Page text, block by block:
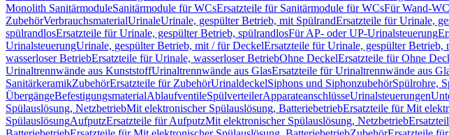
Monolith SanitärmoduleSanitärmodule für WCsErsatzteile für Sanitärmodule für WCsFür Wand-
ZubehörVerbrauchsmaterialUrinaleUrinale, gespülter Betrieb, mit SpülrandErsatzteile für Urinale,
spülrandlosErsatzteile für Urinale, gespülter Betrieb, spülrandlosFür AP- oder UP-Urinalsteuerung
UrinalsteuerungUrinale, gespülter Betrieb, mit / für DeckelErsatzteile für Urinale, gespülter Betrieb,
wasserloser BetriebErsatzteile für Urinale, wasserloser BetriebOhne DeckelErsatzteile für Ohne
Urinaltrennwände aus KunststoffUrinaltrennwände aus GlasErsatzteile für Urinaltrennwände aus
SanitärkeramikZubehörErsatzteile für ZubehörUrinaldeckelSiphons und SiphonzubehörSpülrohre,
ÜbergängeBefestigungsmaterialAblaufventileSpülverteilerApparateanschlüsseUrinalsteuerungen
Spülauslösung, NetzbetriebMit elektronischer Spülauslösung, BatteriebetriebErsatzteile für Mit
SpülauslösungAufputzErsatzteile für AufputzMit elektronischer Spülauslösung, Netzbetrieb